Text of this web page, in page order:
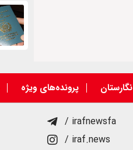
نگارستان پرونده‌های ویژه
/ irafnewsfa
/ iraf.news